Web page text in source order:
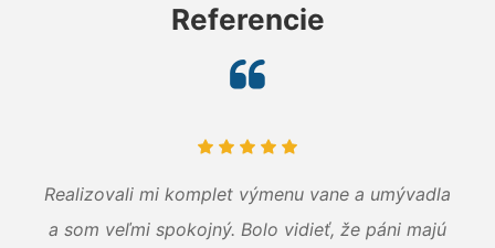
Referencie
Realizovali mi komplet výmenu vane a umývadla
a som veľmi spokojný. Bolo vidieť, že páni majú